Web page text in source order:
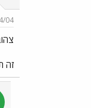
04
זה